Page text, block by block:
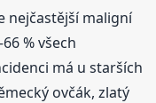
nejčastější maligní
% všech
má u starších
ovčák, zlatý